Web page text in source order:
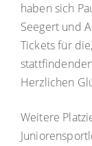
haben sich
Seegert und
Tickets für
Herzlichen
Weitere